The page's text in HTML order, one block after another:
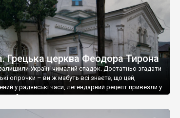
Грецька церква Феодора Тирона
Україні чималий спадок. Достатньо згадати
огірочки – ви ж мабуть всі знаєте, що цей,
у радянські часи, легендарний рецепт привезли у